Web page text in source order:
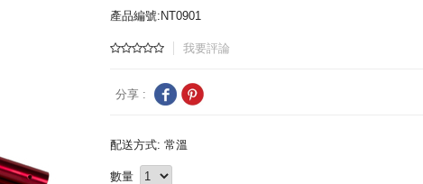
產品編號:NT0901
我要評論
分享 :
配送方式: 常溫
數量